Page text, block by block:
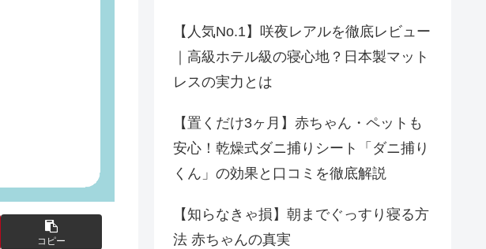
コピー
【人気No.1】咲夜レアルを徹底レビュー
｜高級ホテル級の寝心地？日本製マット
レスの実力とは
【置くだけ3ヶ月】赤ちゃん・ペットも
安心！乾燥式ダニ捕りシート「ダニ捕り
くん」の効果と口コミを徹底解説
【知らなきゃ損】朝までぐっすり寝る方
法 赤ちゃんの真実